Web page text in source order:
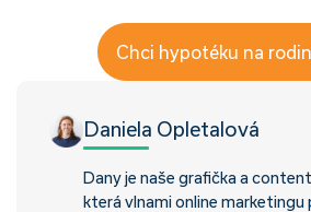
Chci hypotéku na
Daniela Opletalová
Dany je naše grafička a
která vlnami online marketingu